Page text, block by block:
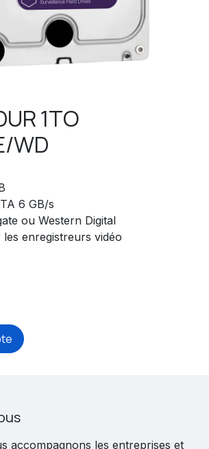
1TO
WD
6 GB/s
ou Western Digital
enregistreurs vidéo
accompagnons les entreprises et